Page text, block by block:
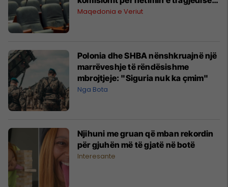
në Koçan
Maqedonia e Veriut
Polonia dhe SHBA nënshkruajnë një
marrëveshje të rëndësishme
mbrojtjeje: "Siguria nuk ka çmim"
Nga Bota
Njihuni me gruan që mban rekordin
për gjuhën më të gjatë në botë
Interesante